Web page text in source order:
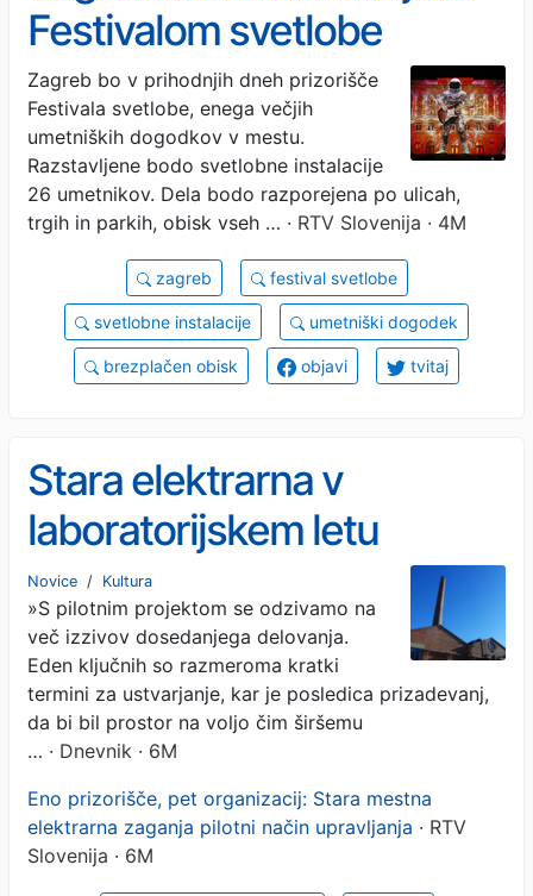
Festivalom svetlobe
Zagreb bo v prihodnjih dneh prizorišče
Festivala svetlobe, enega večjih
umetniških dogodkov v mestu.
Razstavljene bodo svetlobne instalacije
26 umetnikov. Dela bodo razporejena po ulicah,
trgih in parkih, obisk vseh … · RTV Slovenija · 4M
zagreb festival svetlobe
svetlobne instalacije umetniški dogodek
brezplačen obisk objavi tvitaj
Stara elektrarna v
laboratorijskem letu
Novice / Kultura
»S pilotnim projektom se odzivamo na
več izzivov dosedanjega delovanja.
Eden ključnih so razmeroma kratki
termini za ustvarjanje, kar je posledica prizadevanj,
da bi bil prostor na voljo čim širšemu
… · Dnevnik · 6M
Eno prizorišče, pet organizacij: Stara mestna
elektrarna zaganja pilotni način upravljanja · RTV
Slovenija · 6M